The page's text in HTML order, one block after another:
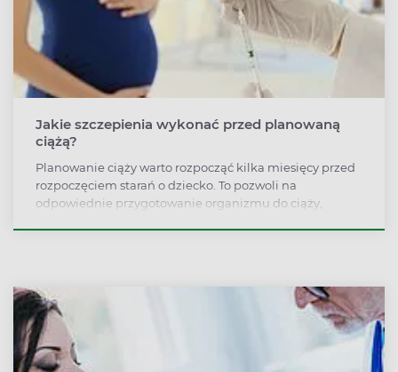
Jakie szczepienia wykonać przed planowaną
ciążą?
Planowanie ciąży warto rozpocząć kilka miesięcy przed
rozpoczęciem starań o dziecko. To pozwoli na
odpowiednie przygotowanie organizmu do ciąży,